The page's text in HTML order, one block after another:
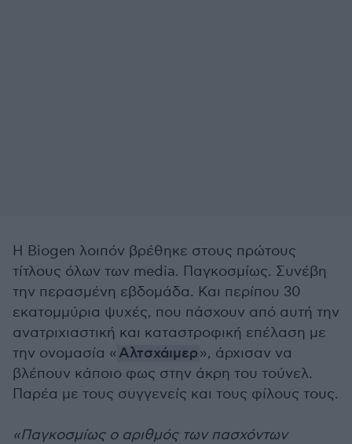
Η Biogen λοιπόν βρέθηκε στους πρώτους
τίτλους όλων των media. Παγκοσμίως. Συνέβη
την περασμένη εβδομάδα. Και περίπου 30
εκατομμύρια ψυχές, που πάσχουν από αυτή την
ανατριχιαστική και καταστροφική επέλαση με
την ονομασία «Αλτσχάιμερ», άρχισαν να
βλέπουν κάποιο φως στην άκρη του τούνελ.
Παρέα με τους συγγενείς και τους φίλους τους.
«Παγκοσμίως ο αριθμός των πασχόντων